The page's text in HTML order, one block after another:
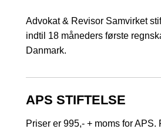
Advokat & Revisor Samvirket
indtil 18 måneders første
Danmark.
APS STIFTELSE
Priser er 995,- + moms for APS.